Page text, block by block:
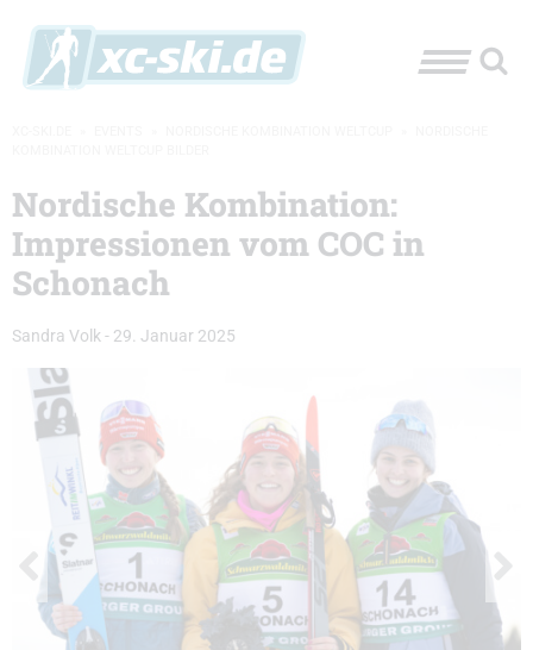
Nordische Kombination:
Impressionen vom COC in
Schonach
Sandra Volk- 29. Januar 2025